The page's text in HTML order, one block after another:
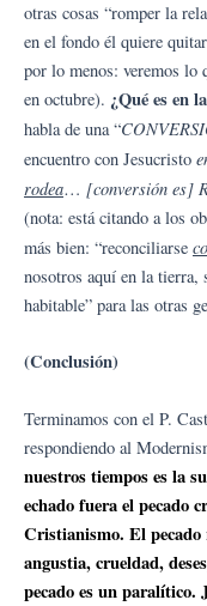
otras cosas “romper la
en el fondo él quiere
por lo menos: veremos lo
en octubre). ¿Qué es en
habla de una “
encuentro con Jesucristo
rodea… [conversión es]
(nota: está citando a los
más bien: “reconciliarse
nosotros aquí en la tierra,
habitable” para las otras
(Conclusión)
Terminamos con el P.
respondiendo al
nuestros tiempos es la
echado fuera el pecado
Cristianismo. El
angustia, crueldad,
pecado es un paralítico.